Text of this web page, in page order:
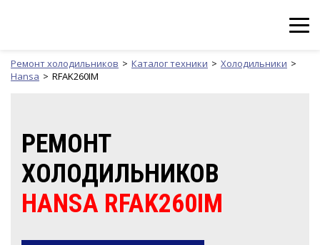
Ремонт холодильников Каталог техники
Холодильники
Hansa
RFAK260IM
РЕМОНТ
ХОЛОДИЛЬНИКОВ
HANSA RFAK260IM